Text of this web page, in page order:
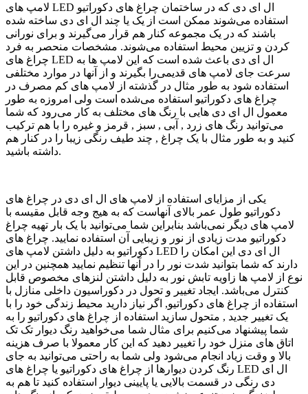
لامپ های LED ال ای دی که در ساختمان چراغ های دکوراتیو
استفاده می‌شوند ممکن است از یک یا چند ال ای دی ساخته شده
باشند که در یک مجموعه کنار هم قرار می‌گیرند و برای نورانی
کردن و تزیین محیط استفاده می‌شوند. مشخصات منحصر به فرد
چراغ های LED ال ای دی باعث شده است که این لامپ ها به
سرعت جای لامپ های قدیمی‌را بگیرند و از آنها در موارد مختلفی
استفاده شود به طور مثال در گذشته از لامپ های کم مصرف در
چراغ های دکوراتیو استفاده می‌شده است ولی امروزه به طور
معمول ال ای دی هایی با رنگ های مختلف به کار می‌رود که شما
می‌توانید رنگ های زرد , آبی , سبز , قرمز و غیره را با هم ترکیب
کنید و به طور مثال با یک چراغ , چند طیف رنگی زیبا را در کنار هم
داشته باشید.
یکی از مزایای استفاده از لامپ های ال ای دی در چراغ های
دکوراتیو طول عمر بالای آنهاست که به هیج وجه قابل مقیسه با
لامپ های دیگر نمی‌باشد بنابراین شما می‌توانید با یک بار تهیه چراغ
دکوراتیو مدت زیادی از نور و زیبایی آن استفاده نمایید. چراغ های
دکوراتیو به دلیل داشتن لامپ های LED ال ای دی این امکان را
دارند که شما بتوانید شدت نور را در آنها تنظیم نمایید همچنین در این
نوع از لامپ ها زاویه تابش نور به دلیل داشتن لنزهای مخصوص قابل
کنترل می‌باشد. ایجاد تغییر و تحول در دکوراسیون داخلی منازل با
استفاده از چراغ های دکوراتیو, اگر نیاز دارید محیط زندگی خود را با
یک تغییر جدید , متحول سازید استفاده از چراغ های دکوراتیو را به
شما پیشنهاد می‌کنیم برای مثال شما می‌خواهید رنگ دیوار تک تک
اتاق های منزل خود را تغییر دهید که این کار معمولا با صرف هزینه
بالا و وقت زیاد انجام می‌شود ولی شما به راحتی می‌توانید به جای
رنگ کردن دیوارها از چراغ های دکوراتیو یا چراغ های LED ال ای
دی رنگی در قسمت بالایی یا پایینی دیوار استفاده کنید تا هم به